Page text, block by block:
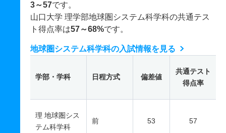
3～57です。
山口大学 理学部地球圏システム科学科の共通テス
ト得点率は57～68%です。
地球圏システム科学科の入試情報を見る
学部・学科 日程方式 偏差値
共通テスト
得点率
理 地球圏シス
テム科学科
前 53 57